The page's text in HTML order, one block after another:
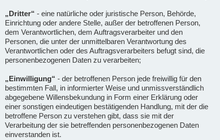
„Dritter“ - eine natürliche oder juristische Person, Behörde,
Einrichtung oder andere Stelle, außer der betroffenen Person,
dem Verantwortlichen, dem Auftragsverarbeiter und den
Personen, die unter der unmittelbaren Verantwortung des
Verantwortlichen oder des Auftragsverarbeiters befugt sind, die
personenbezogenen Daten zu verarbeiten;
„Einwilligung“ - der betroffenen Person jede freiwillig für den
bestimmten Fall, in informierter Weise und unmissverständlich
abgegebene Willensbekundung in Form einer Erklärung oder
einer sonstigen eindeutigen bestätigenden Handlung, mit der die
betroffene Person zu verstehen gibt, dass sie mit der
Verarbeitung der sie betreffenden personenbezogenen Daten
einverstanden ist.